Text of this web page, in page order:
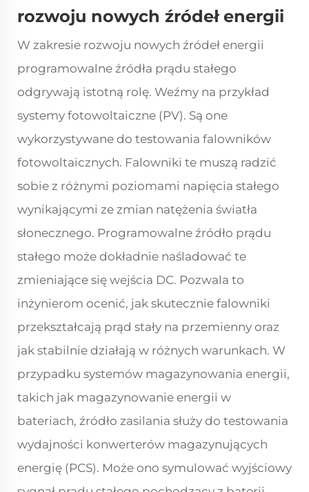
rozwoju nowych źródeł energii
W zakresie rozwoju nowych źródeł energii
programowalne źródła prądu stałego
odgrywają istotną rolę. Weźmy na przykład
systemy fotowoltaiczne (PV). Są one
wykorzystywane do testowania falowników
fotowoltaicznych. Falowniki te muszą radzić
sobie z różnymi poziomami napięcia stałego
wynikającymi ze zmian natężenia światła
słonecznego. Programowalne źródło prądu
stałego może dokładnie naśladować te
zmieniające się wejścia DC. Pozwala to
inżynierom ocenić, jak skutecznie falowniki
przekształcają prąd stały na przemienny oraz
jak stabilnie działają w różnych warunkach. W
przypadku systemów magazynowania energii,
takich jak magazynowanie energii w
bateriach, źródło zasilania służy do testowania
wydajności konwerterów magazynujących
energię (PCS). Może ono symulować wyjściowy